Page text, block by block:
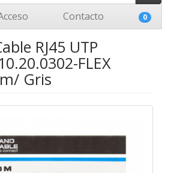
Contacto 0
RJ45 UTP
FLEX
Gris